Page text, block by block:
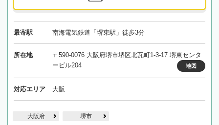
最寄駅 南海電気鉄道「堺東駅」徒歩3分
所在地
〒590-0076 大阪府堺市堺区北瓦町1-3-17 堺東センタ
ービル204
地図
対応エリア 大阪
大阪府 堺市